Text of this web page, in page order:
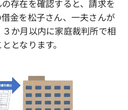
存在を確認すると、請求を
金を松子さん、一夫さんが
か月以内に家庭裁判所で相
となります。